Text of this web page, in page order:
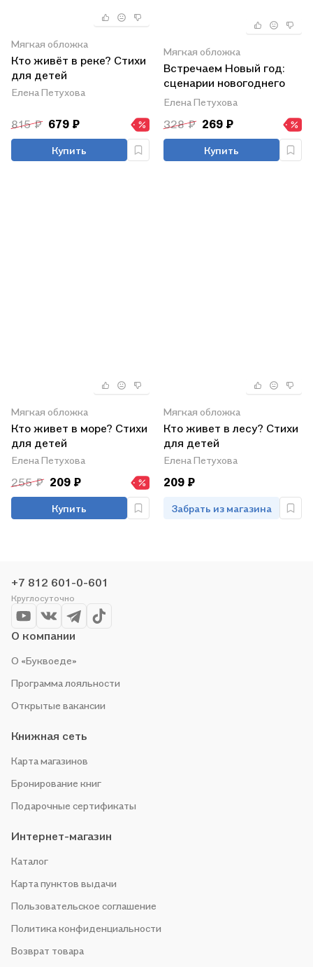
Мягкая обложка
Кто живёт в реке? Стихи
для детей
Елена Петухова
815 ₽ 679 ₽
Купить
Мягкая обложка
Встречаем Новый год:
сценарии новогоднего
праздника
Елена Петухова
328 ₽ 269 ₽
Купить
Мягкая обложка
Кто живет в море? Стихи
для детей
Елена Петухова
255 ₽ 209 ₽
Купить
Мягкая обложка
Кто живет в лесу? Стихи
для детей
Елена Петухова
209 ₽
Забрать из магазина
+7 812 601-0-601
Круглосуточно
О компании
О «Буквоеде»
Программа лояльности
Открытые вакансии
Книжная сеть
Карта магазинов
Бронирование книг
Подарочные сертификаты
Интернет-магазин
Каталог
Карта пунктов выдачи
Пользовательское соглашение
Политика конфиденциальности
Возврат товара